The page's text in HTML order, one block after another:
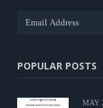
POPULAR POSTS
MAY